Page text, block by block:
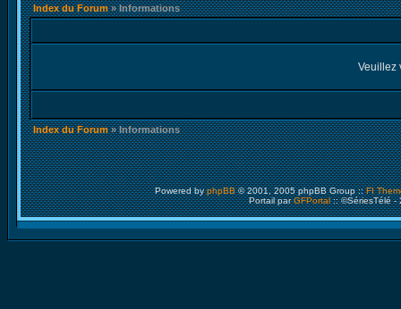
Index du Forum» Informations
Veuillez
Index du Forum» Informations
Powered byphpBB© 2001, 2005 phpBB Group ::FI
Portail parGFPortal:: ©SériesTélé -